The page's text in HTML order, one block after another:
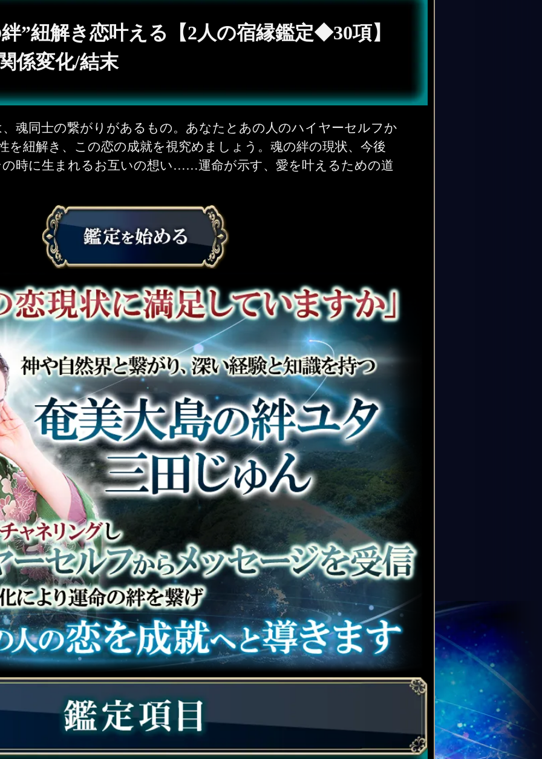
”紐解き恋叶える【2人の宿縁鑑定◆30項】
係変化/結末
魂同士の繋がりがあるもの。あなたとあの人のハイヤーセルフか
を紐解き、この恋の成就を視究めましょう。魂の絆の現状、今後
時に生まれるお互いの想い……運命が示す、愛を叶えるための道